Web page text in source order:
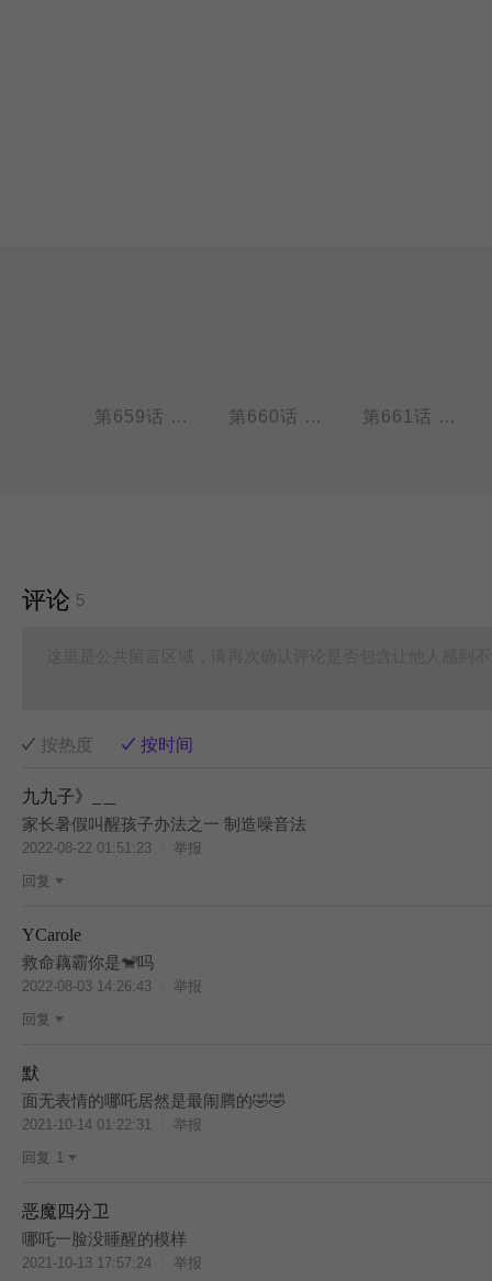
第659话 今年的年兽也是如此可爱。 第660话 奶奶最知道你吃没吃饱。 第661话 过年的时候才知道原来还有那么多不认识的亲戚。
评论 5
按热度 按时间
九九子》_＿
家长暑假叫醒孩子办法之一 制造噪音法
2022-08-22 01:51:23
举报
回复
YCarole
救命藕霸你是🐒吗
2022-08-03 14:26:43
举报
回复
默
面无表情的哪吒居然是最闹腾的🤣🤣
2021-10-14 01:22:31
举报
回复 1
恶魔四分卫
哪吒一脸没睡醒的模样
2021-10-13 17:57:24 举报